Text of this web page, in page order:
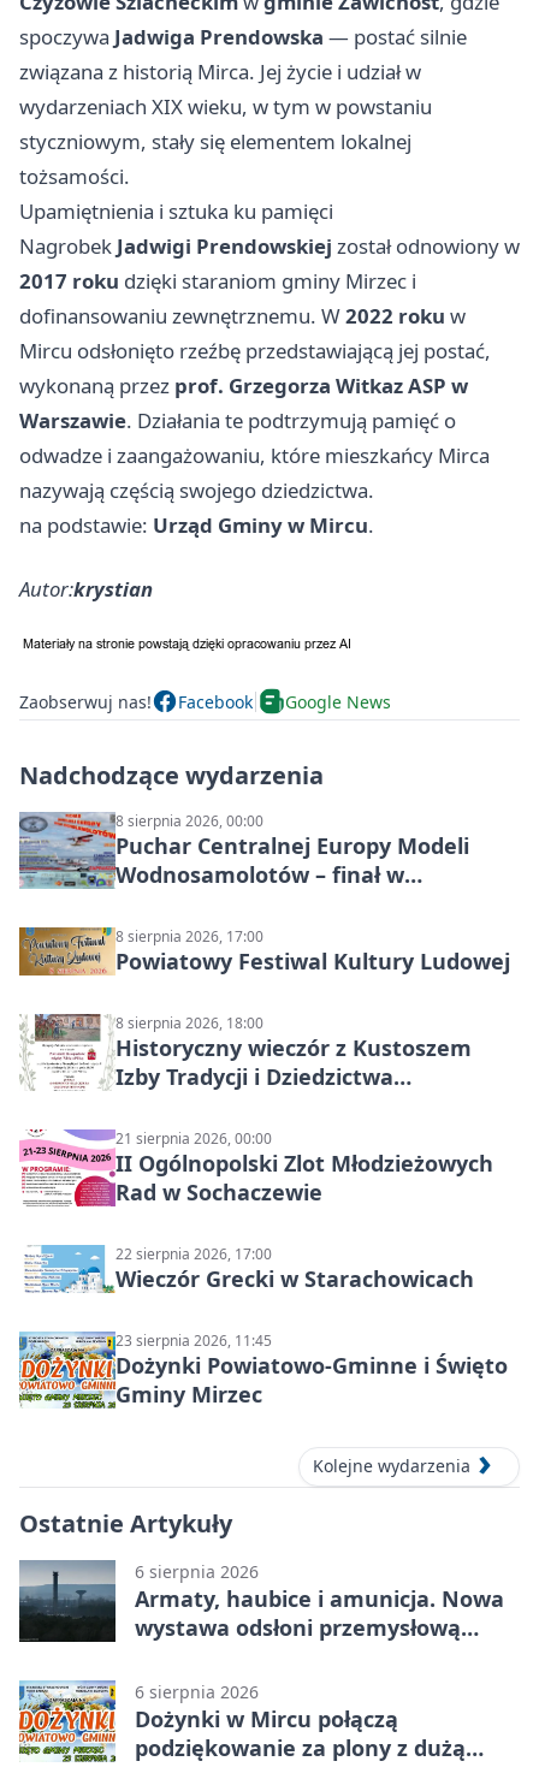
spoczywa Jadwiga Prendowska — postać silnie
związana z historią Mirca. Jej życie i udział w
wydarzeniach XIX wieku, w tym w powstaniu
styczniowym, stały się elementem lokalnej
tożsamości.
Upamiętnienia i sztuka ku pamięci
Nagrobek Jadwigi Prendowskiej został odnowiony w
2017 roku dzięki staraniom gminy Mirzec i
dofinansowaniu zewnętrznemu. W2022 roku w
Mircu odsłonięto rzeźbę przedstawiającą jej postać,
wykonaną przez prof. Grzegorza Witkaz ASP w
Warszawie. Działania te podtrzymują pamięć o
odwadze i zaangażowaniu, które mieszkańcy Mirca
nazywają częścią swojego dziedzictwa.
na podstawie: Urząd Gminy w Mircu.
Autor:krystian
Zaobserwuj nas! Facebook Google News
Nadchodzące wydarzenia
8 sierpnia 2026, 00:00
Puchar Centralnej Europy Modeli
Wodnosamolotów – finał w
8 sierpnia 2026, 17:00
Powiatowy Festiwal Kultury Ludowej
8 sierpnia 2026, 18:00
Historyczny wieczór z Kustoszem
Izby Tradycji i Dziedzictwa
Gęburą
21 sierpnia 2026, 00:00
II Ogólnopolski Zlot Młodzieżowych
Rad w Sochaczewie
22 sierpnia 2026, 17:00
Wieczór Grecki w Starachowicach
23 sierpnia 2026, 11:45
Dożynki Powiatowo-Gminne i Święto
Gminy Mirzec
Kolejne wydarzenia
Ostatnie Artykuły
6 sierpnia 2026
Armaty, haubice i amunicja. Nowa
wystawa odsłoni przemysłową
6 sierpnia 2026
Dożynki w Mircu połączą
podziękowanie za plony z dużą